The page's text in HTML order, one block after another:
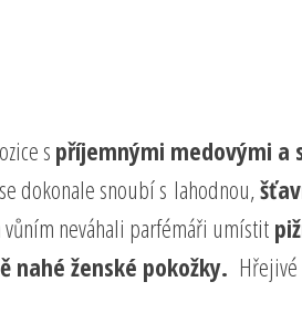
s příjemnými medovými a
dokonale snoubí s lahodnou,
neváhali parfémáři umístit
nahé ženské pokožky. Hřejivé